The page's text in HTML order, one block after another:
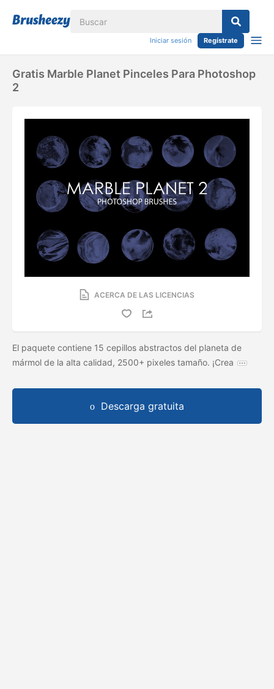
Iniciar sesión Regístrate
Gratis Marble Planet Pinceles Para Photoshop
2
ACERCA DE LAS LICENCIAS
El paquete contiene 15 cepillos abstractos del planeta de
mármol de la alta calidad, 2500+ pixeles tamaño. ¡Crea
Descarga gratuita